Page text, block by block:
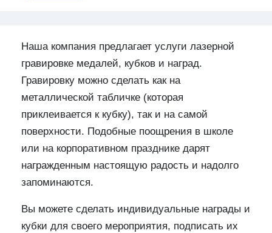
Наша компания предлагает услуги лазерной
гравировке медалей, кубков и наград.
Гравировку можно сделать как на
металлической табличке (которая
приклеивается к кубку), так и на самой
поверхности. Подобные поощрения в школе
или на корпоративном празднике дарят
награжденным настоящую радость и надолго
запоминаются.
Вы можете сделать индивидуальные награды и
кубки для своего мероприятия, подписать их